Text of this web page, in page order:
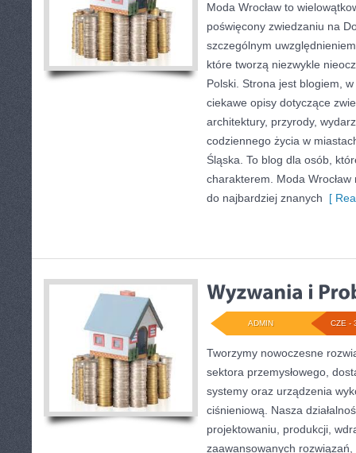
Moda Wrocław to
poświęcony zwiedzaniu na
szczególnym
które tworzą niezwykle
Polski. Strona jest blogiem,
ciekawe opisy dotyczące
architektury, przyrody,
codziennego życia w
Śląska. To blog dla osób,
charakterem. Moda Wrocław
do najbardziej znanych [
CZE -
ADMIN
Tworzymy nowoczesne
sektora przemysłowego,
systemy oraz urządzenia
ciśnieniową. Nasza
projektowaniu, produkcji,
zaawansowanych